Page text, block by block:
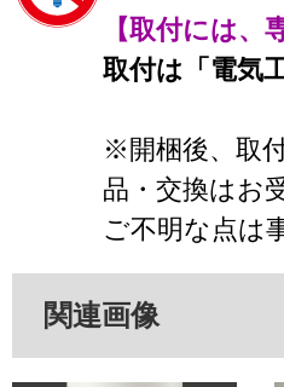
【取付には
取付は「電気
※開梱後、取
品・交換はお
ご不明な点は
関連画像